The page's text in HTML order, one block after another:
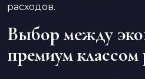
расходов.
Выбор между
премиум классом